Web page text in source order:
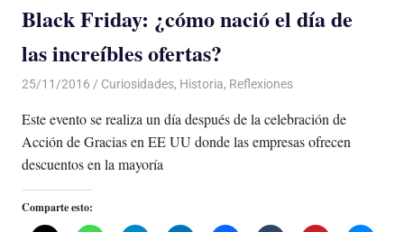
Black Friday: ¿cómo nació el día de
las increíbles ofertas?
25/11/2016 Luis Castellanos
Curiosidades, Historia, Reflexiones
Este evento se realiza un día después de la celebración de
Acción de Gracias en EE UU donde las empresas ofrecen
descuentos en la mayoría
Comparte esto: